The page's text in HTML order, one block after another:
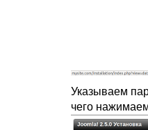
Указываем
чего